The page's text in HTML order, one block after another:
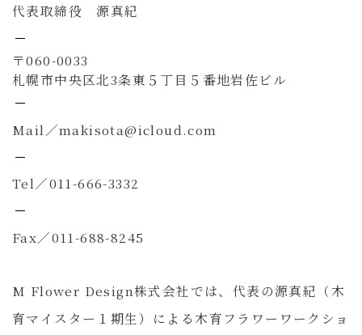
代表取締役 源真紀
〒060-0033
札幌市中央区北3条東５丁目５番地岩佐ビル
Mail／makisota@icloud.com
Tel／011-666-3332
Fax／011-688-8245
M Flower Design株式会社では、代表の源真紀（木
育マイスター１期生）による木育フラワーワークショ